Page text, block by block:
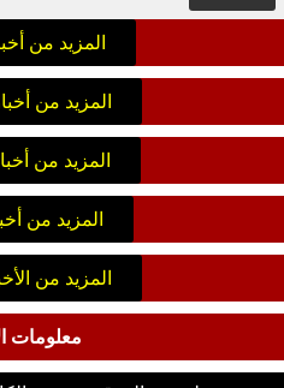
المزيد من
المزيد من
المزيد من
المزيد من
المزيد من
معلومات